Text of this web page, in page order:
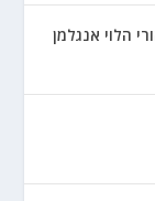
הלוי אנגלמן